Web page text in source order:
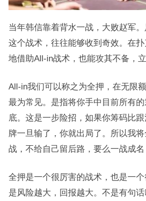
当年韩信靠着背水一战，大败赵军
这个战术，往往能够收到奇效。在
地借助All-in战术，也能攻其不备，立
All-in我们可以称之为全押，在无限
最为常见。是指将你手中目前所有
底。这是一步险招，如果你筹码比
牌一旦输了，你就出局了。所以我
战，不给自己留后路，要么一战成
全押是一个很厉害的战术，也是一
是风险越大，回报越大。不是有句话